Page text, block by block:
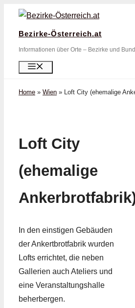
Zum
springen
Bezirke-Österreich.at
Informationen über Orte – Bezirke und
Home » Wien » Loft City (ehemalige
Loft City
(ehemalige
In den einstigen Gebäuden
der Ankertbrotfabrik wurden
Lofts errichtet, die neben
Gallerien auch Ateliers und
eine Veranstaltungshalle
beherbergen.